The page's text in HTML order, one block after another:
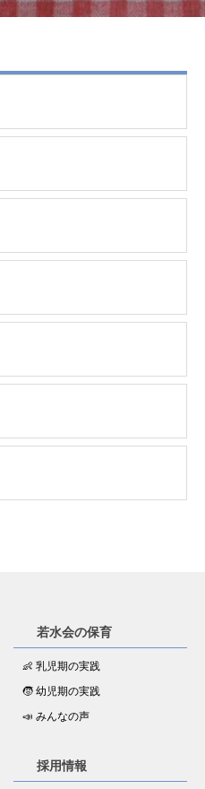
若水会の保育
👶 乳児期の実践
🧒 幼児期の実践
📣 みんなの声
採用情報